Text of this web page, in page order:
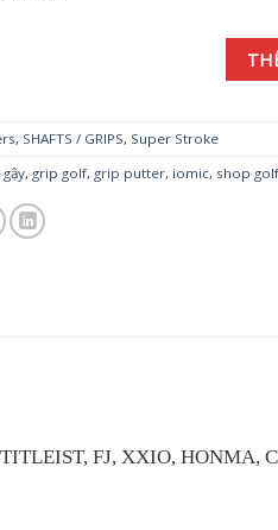
Gravity 1.0 Grip 125gram số
, SHAFTS / GRIPS, Super Stroke
, grip golf, grip putter, iomic, shop golf
FJ, XXIO, HONMA,